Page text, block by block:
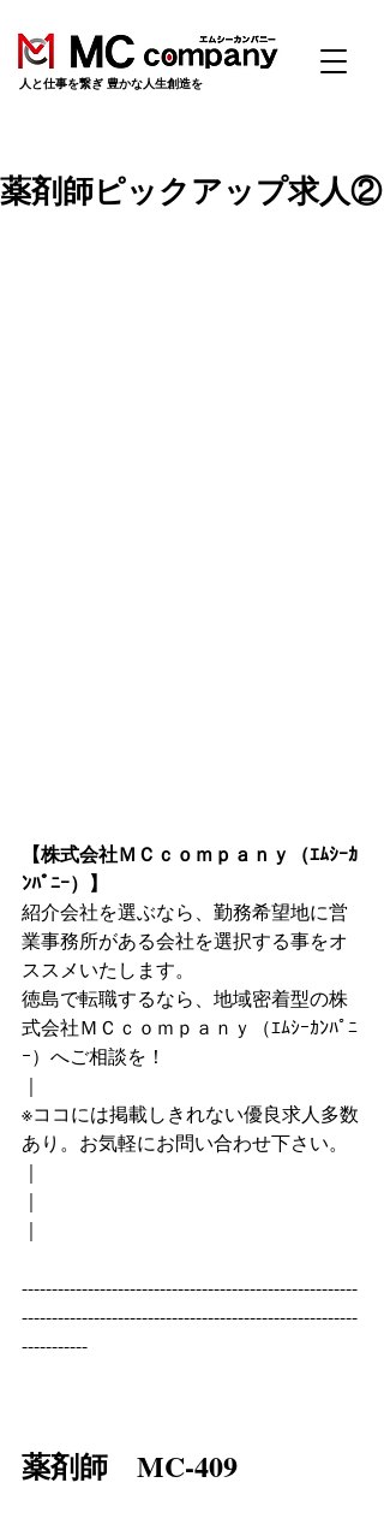
​人と仕事を繋ぎ 豊かな人生創造を
薬剤師ピックアップ求人②
【株式会社ＭＣｃｏｍｐａｎｙ（ｴﾑｼｰｶ
ﾝﾊﾟﾆｰ）】
紹介会社を選ぶなら、勤務希望地に営
業事務所がある会社を選択する事をオ
ススメいたします。
徳島で転職するなら、地域密着型の株
式会社ＭＣｃｏｍｐａｎｙ（ｴﾑｼｰｶﾝﾊﾟﾆ
ｰ）へご相談を！
｜
※ココには掲載しきれない優良求人多数
あり。お気軽にお問い合わせ下さい。
｜
｜
｜
--------------------------------------------------------
--------------------------------------------------------
-----------
薬剤師　MC-409